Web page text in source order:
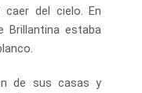
del cielo. En
Brillantina estaba
de sus casas y